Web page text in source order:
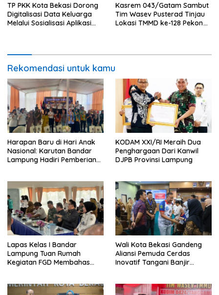
TP PKK Kota Bekasi Dorong
Digitalisasi Data Keluarga
Melalui Sosialisasi Aplikasi
Kasrem 043/Gatam Sambut
Tim Wasev Pusterad Tinjau
Lokasi TMMD ke-128 Pekon
Rekomendasi untuk kamu
Harapan Baru di Hari Anak
Nasional: Karutan Bandar
Lampung Hadiri Pemberian
Makna dan Kepedulian
KODAM XXI/RI Meraih Dua
Penghargaan Dari Kanwil
DJPB Provinsi Lampung
Lapas Kelas I Bandar
Lampung Tuan Rumah
Kegiatan FGD Membahas
Wali Kota Bekasi Gandeng
Aliansi Pemuda Cerdas
Inovatif Tangani Banjir